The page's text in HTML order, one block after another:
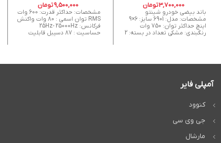
3,700,000تومان
باند بیضی خودرو شینتو
مشخصات: مدل: 6901 سایز: 6×9
اینچ حداکثر توان: 750 وات
رنگبندی: مشکی تعداد در بسته: 2
9,500,000تومان
مشخصات: حداکثر قدرت: 600 وات
RMS توان اسمی : 80 وات واکنش
فرکانس: 25Hz- 25000Hz
حساسیت : 87 دسیبل قابلیت
آمپلی فایر
کنوود
جی وی سی
مارشال